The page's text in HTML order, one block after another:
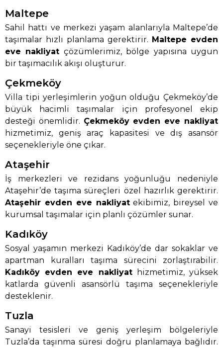
Maltepe
Sahil hattı ve merkezi yaşam alanlarıyla Maltepe’de
taşımalar hızlı planlama gerektirir. Maltepe evden
eve nakliyat çözümlerimiz, bölge yapısına uygun
bir taşımacılık akışı oluşturur.
Çekmeköy
Villa tipi yerleşimlerin yoğun olduğu Çekmeköy’de
büyük hacimli taşımalar için profesyonel ekip
desteği önemlidir. Çekmeköy evden eve nakliyat
hizmetimiz, geniş araç kapasitesi ve dış asansör
seçenekleriyle öne çıkar.
Ataşehir
İş merkezleri ve rezidans yoğunluğu nedeniyle
Ataşehir’de taşıma süreçleri özel hazırlık gerektirir.
Ataşehir evden eve nakliyatekibimiz, bireysel ve
kurumsal taşımalar için planlı çözümler sunar.
Kadıköy
Sosyal yaşamın merkezi Kadıköy’de dar sokaklar ve
apartman kuralları taşıma sürecini zorlaştırabilir.
Kadıköy evden eve nakliyathizmetimiz, yüksek
katlarda güvenli asansörlü taşıma seçenekleriyle
desteklenir.
Tuzla
Sanayi tesisleri ve geniş yerleşim bölgeleriyle
Tuzla’da taşınma süresi doğru planlamaya bağlıdır.